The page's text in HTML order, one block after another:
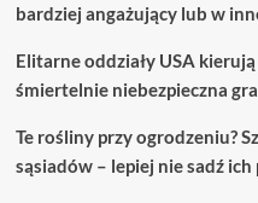
bardziej angażujący lub w
Elitarne oddziały USA
śmiertelnie niebezpieczna
Te rośliny przy ogrodzeniu?
sąsiadów – lepiej nie sadź ich